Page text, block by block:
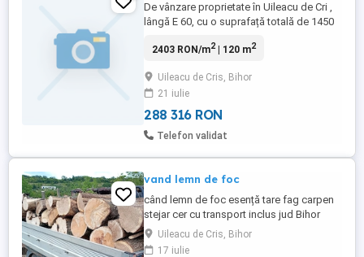
De vânzare proprietate în Uileacu de Cri ,
lângă E 60, cu o suprafață totală de 1450
3 camere, hol, baie, bucătărie, cămară, i
cămară. Este curte mare i grădină bună.
Proprietar, cu acte n regulă. Preț informativ
55000 EUR. ...
2403 RON/m2| 120 m2
Uileacu de Cris, Bihor
21 iulie
288 316 RON
Telefon validat
vand lemn de foc
când lemn de foc esență tare fag carpen
stejar cer cu transport inclus jud Bihor
Uileacu de Cris, Bihor
17 iulie